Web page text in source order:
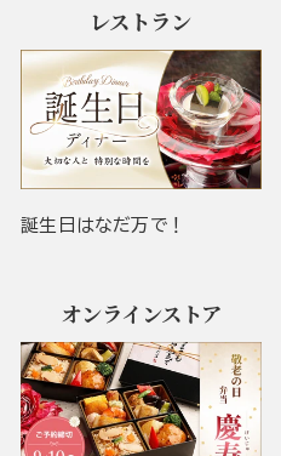
レストラン
誕生日はなだ万で！
オンラインストア